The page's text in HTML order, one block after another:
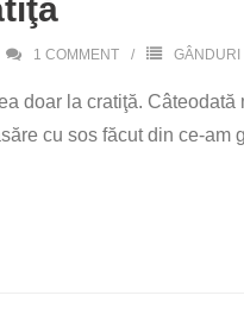
1 COMMENT GÂNDURI
doar la cratiţă.
cu sos făcut din ce-